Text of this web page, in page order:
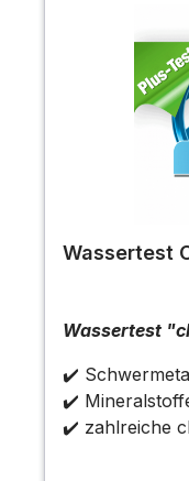
Wassertest
Wassertest
✔️
✔️
✔️ zahlreiche